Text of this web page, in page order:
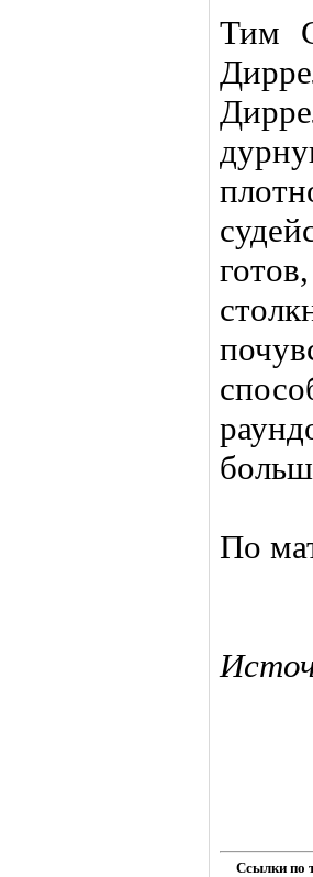
Тим
По
Ссылки по